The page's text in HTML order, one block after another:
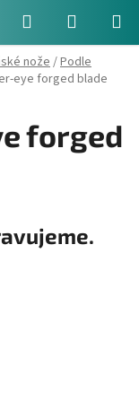
Hledat
KOŠÍK
nože/Podle
eye forged blade
forged